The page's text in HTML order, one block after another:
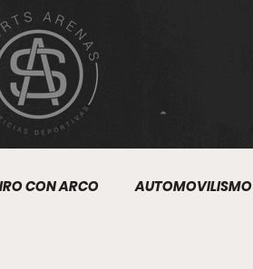
CON ARCO AUTOMOVILISMO